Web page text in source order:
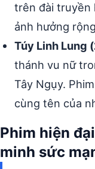
trên đài truyền
ảnh hưởng
Túy Linh Lung
thánh vu nữ
Tây Ngụy.
cùng tên của
Phim hiện
minh sức